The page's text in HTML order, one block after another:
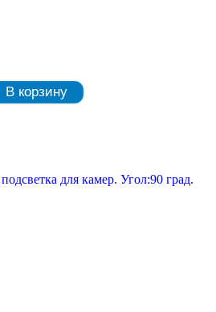
В корзину
для камер. Угол:90 град.